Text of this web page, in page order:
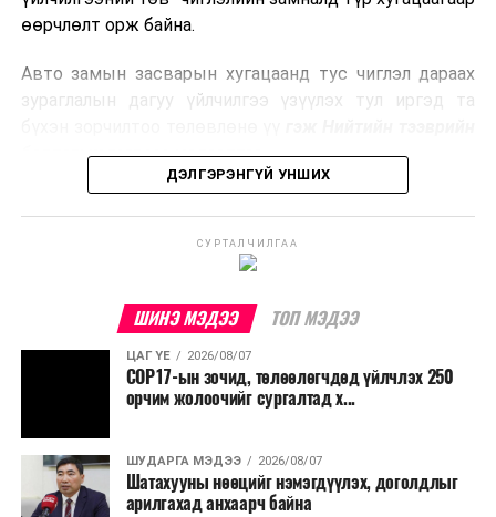
боловсруулах үйлдвэрүүдээр дулаан, цахилгаан
Ийнхүү лаг хатаах, шатаах технологийг лагийн
улсад өргөн ашиглаж байна.
өөрчлөлт орж байна.
Авто замын засварын хугацаанд тус чиглэл дараах
зураглалын дагуу үйлчилгээ үзүүлэх тул иргэд та
бодлогын газраас мэдээллээ.
ДЭЛГЭРЭНГҮЙ УНШИХ
СУРТАЛЧИЛГАА
ШИНЭ МЭДЭЭ ТОП МЭДЭЭ
ЦАГ ҮЕ 2026/08/07
COP17-ын зочид, төлөөлөгчдөд үйлчлэх 250
орчим жолоочийг сургалтад х...
ШУДАРГА МЭДЭЭ 2026/08/07
Шатахууны нөөцийг нэмэгдүүлэх, доголдлыг
арилгахад анхаарч байна